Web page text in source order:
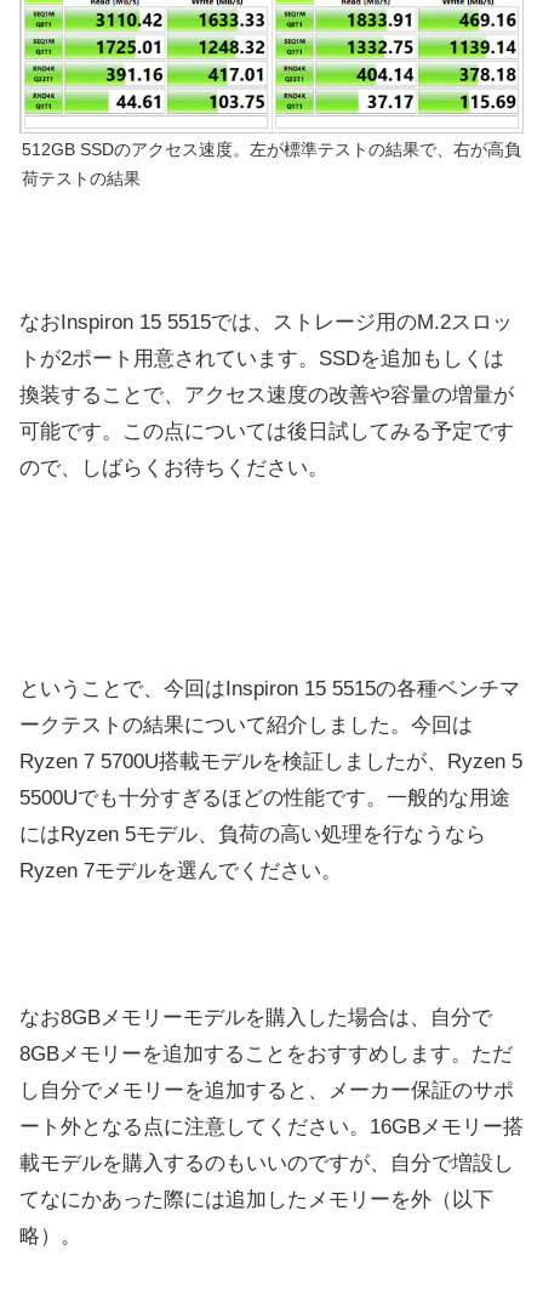
512GB SSDのアクセス速度。左が標準テストの結果で、右が高負
荷テストの結果
なおInspiron 15 5515では、ストレージ用のM.2スロッ
トが2ポート用意されています。SSDを追加もしくは
換装することで、アクセス速度の改善や容量の増量が
可能です。この点については後日試してみる予定です
ので、しばらくお待ちください。
ということで、今回はInspiron 15 5515の各種ベンチマ
ークテストの結果について紹介しました。今回は
Ryzen 7 5700U搭載モデルを検証しましたが、Ryzen 5
5500Uでも十分すぎるほどの性能です。一般的な用途
にはRyzen 5モデル、負荷の高い処理を行なうなら
Ryzen 7モデルを選んでください。
なお8GBメモリーモデルを購入した場合は、自分で
8GBメモリーを追加することをおすすめします。ただ
し自分でメモリーを追加すると、メーカー保証のサポ
ート外となる点に注意してください。16GBメモリー搭
載モデルを購入するのもいいのですが、自分で増設し
てなにかあった際には追加したメモリーを外（以下
略）。